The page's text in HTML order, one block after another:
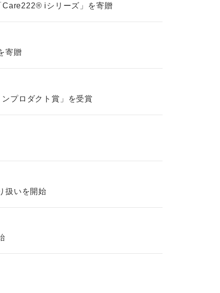
Care222® iシリーズ」を寄贈
寄贈
プロダクト賞」を受賞
扱いを開始